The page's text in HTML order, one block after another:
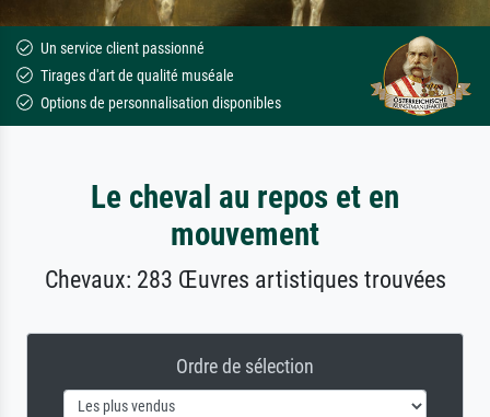
Un service client passionné
Tirages d'art de qualité muséale
Options de personnalisation disponibles
Le cheval au repos et en
mouvement
Chevaux: 283 Œuvres artistiques trouvées
Ordre de sélection